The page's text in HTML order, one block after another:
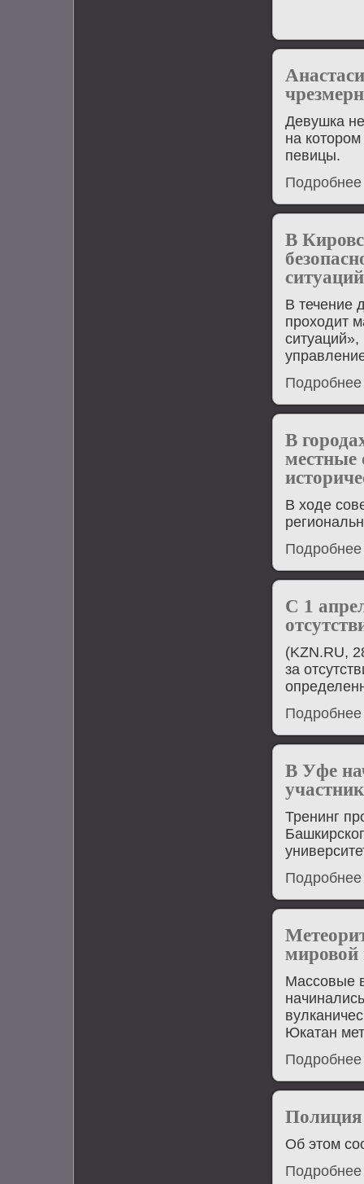
Девушка
на
певицы.
Подробнее
В
В течение
проходит
Подробнее
В
местные
В ходе
Подробнее
С 1
(KZN.RU,
за
Подробнее
В Уфе
Тренинг
Подробнее
мировой
Массовые
Юкатан
Подробнее
Полиция
Об этом
Подробнее